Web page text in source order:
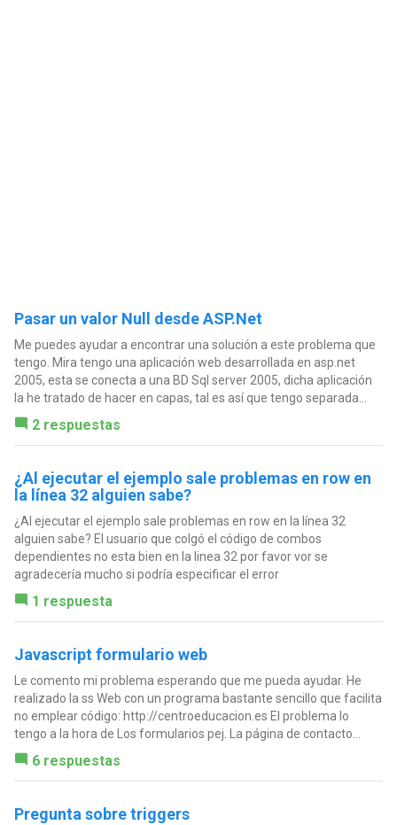
Pasar un valor Null desde ASP.Net
Me puedes ayudar a encontrar una solución a este problema que
tengo. Mira tengo una aplicación web desarrollada en asp.net
2005, esta se conecta a una BD Sql server 2005, dicha aplicación
la he tratado de hacer en capas, tal es así que tengo separada...
2 respuestas
¿Al ejecutar el ejemplo sale problemas en row en
la línea 32 alguien sabe?
¿Al ejecutar el ejemplo sale problemas en row en la línea 32
alguien sabe? El usuario que colgó el código de combos
dependientes no esta bien en la linea 32 por favor vor se
agradecería mucho si podría especificar el error
1 respuesta
Javascript formulario web
Le comento mi problema esperando que me pueda ayudar. He
realizado la ss Web con un programa bastante sencillo que facilita
no emplear código: http://centroeducacion.es El problema lo
tengo a la hora de Los formularios pej. La página de contacto...
6 respuestas
Pregunta sobre triggers